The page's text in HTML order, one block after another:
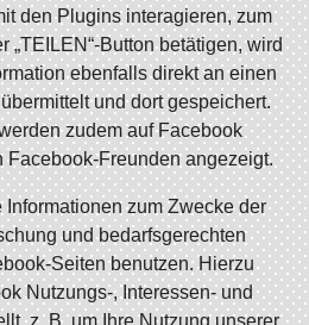
den Plugins interagieren, zum
„TEILEN“-Button betätigen, wird
ebenfalls direkt an einen
und dort gespeichert.
zudem auf Facebook
Facebook-Freunden angezeigt.
zum Zwecke der
und bedarfsgerechten
Seiten benutzen. Hierzu
Nutzungs-, Interessen- und
z. B. um Ihre Nutzung unserer